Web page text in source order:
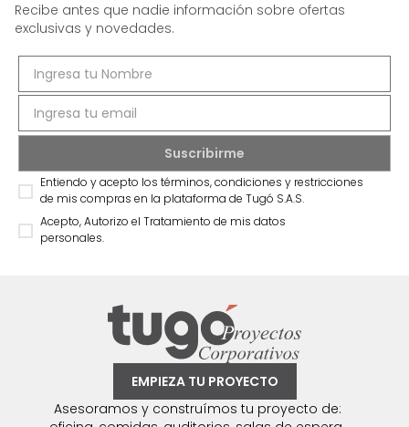
Recibe antes que nadie información sobre ofertas
exclusivas y novedades.
Entiendo y acepto los términos, condiciones y restricciones
de mis compras en la plataforma de Tugó S.A.S.
Acepto, Autorizo el Tratamiento de mis datos
personales.
EMPIEZA TU PROYECTO
Asesoramos y construímos tu proyecto de: